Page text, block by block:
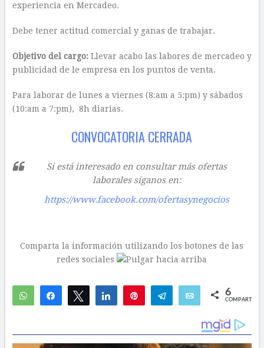
experiencia en Mercadeo.
Debe tener actitud comercial y ganas de trabajar.
Objetivo del cargo: Llevar acabo las labores de mercadeo y
publicidad de le empresa en los puntos de venta.
Para laborar de lunes a viernes (8:am a 5:pm) y sábados
(10:am a 7:pm), 8h diarias.
CONVOCATORIA CERRADA
Si está interesado en consultar más ofertas
laborales síganos en:
https://www.facebook.com/ofertasynegocios
Comparta la información utilizando los botones de las
redes sociales
WhatsAppCompartirTwittear Compartir Telegram Email 6
COMPARTIR